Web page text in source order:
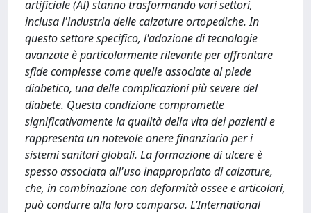
artificiale (AI) stanno trasformando vari settori,
inclusa l'industria delle calzature ortopediche. In
questo settore specifico, l'adozione di tecnologie
avanzate è particolarmente rilevante per affrontare
sfide complesse come quelle associate al piede
diabetico, una delle complicazioni più severe del
diabete. Questa condizione compromette
significativamente la qualità della vita dei pazienti e
rappresenta un notevole onere finanziario per i
sistemi sanitari globali. La formazione di ulcere è
spesso associata all'uso inappropriato di calzature,
che, in combinazione con deformità ossee e articolari,
può condurre alla loro comparsa. L’International